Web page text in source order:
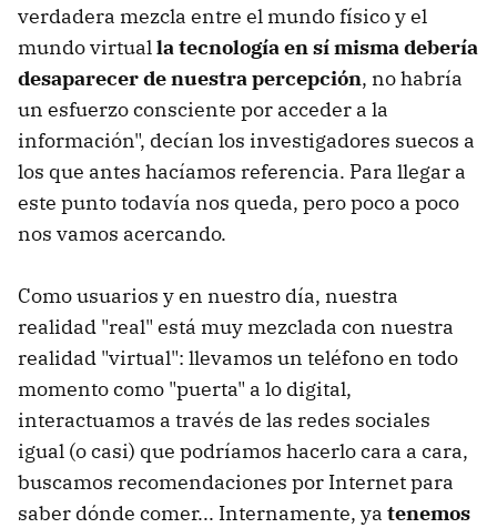
verdadera mezcla entre el mundo físico y el
mundo virtualla tecnología en sí misma debería
desaparecer de nuestra percepción, no habría
un esfuerzo consciente por acceder a la
información", decían los investigadores suecos a
los que antes hacíamos referencia. Para llegar a
este punto todavía nos queda, pero poco a poco
nos vamos acercando.
Como usuarios y en nuestro día, nuestra
realidad "real" está muy mezclada con nuestra
realidad "virtual": llevamos un teléfono en todo
momento como "puerta" a lo digital,
interactuamos a través de las redes sociales
igual (o casi) que podríamos hacerlo cara a cara,
buscamos recomendaciones por Internet para
saber dónde comer... Internamente, ya tenemos